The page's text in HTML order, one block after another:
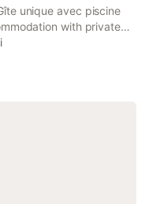
unique avec piscine
with private
for guests who drive.
provides a patio.